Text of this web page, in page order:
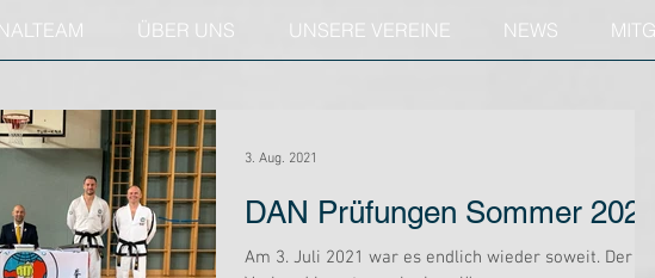
ÜBER UNS UNSERE VEREINE NEWS
DAN Prüfungen Sommer
Am 3. Juli 2021 war es endlich wieder soweit. Der
3. Aug. 2021